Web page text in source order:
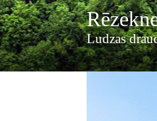
Ludzas